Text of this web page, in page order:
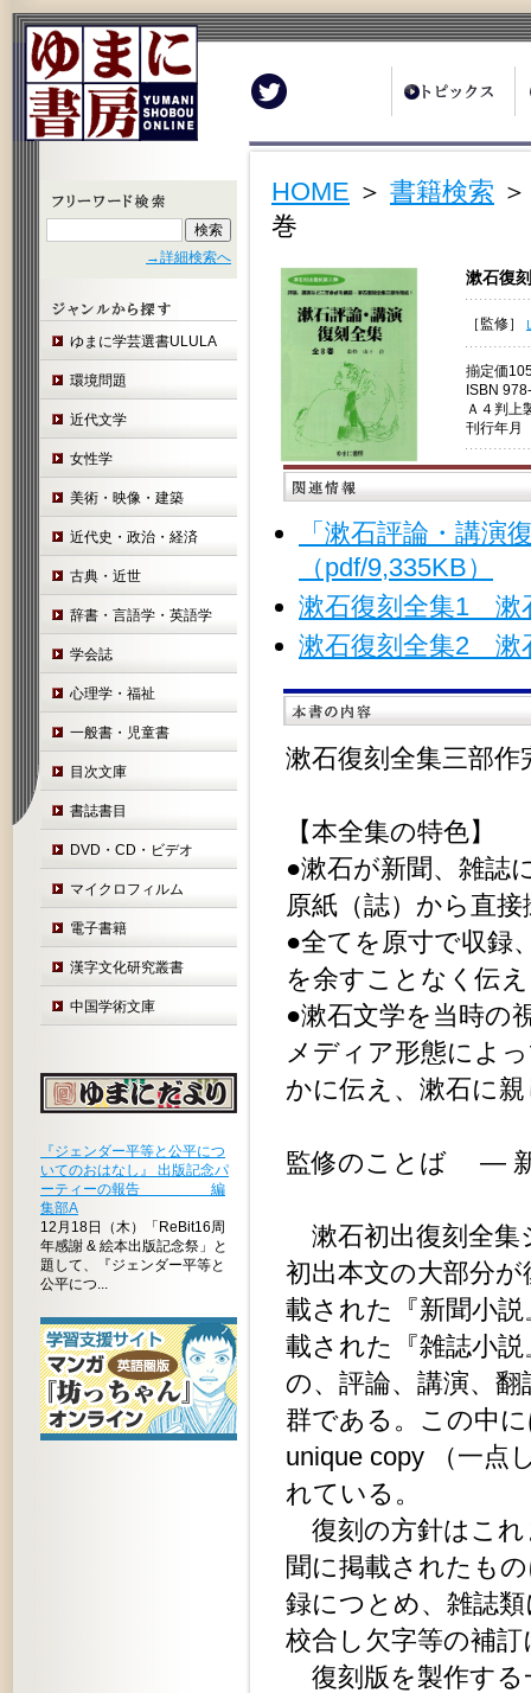
→詳細検索へ
ゆまに学芸選書ULULA
環境問題
近代文学
女性学
美術・映像・建築
近代史・政治・経済
古典・近世
辞書・言語学・英語学
学会誌
心理学・福祉
一般書・児童書
目次文庫
書誌書目
DVD・CD・ビデオ
マイクロフィルム
電子書籍
漢字文化研究叢書
中国学術文庫
『ジェンダー平等と公平につ
いてのおはなし』 出版記念パ
ーティーの報告 編
集部A
12月18日（木）「ReBit16周
年感謝 & 絵本出版記念祭」と
題して、『ジェンダー平等と
公平につ...
HOME ＞ 書籍検索
巻
漱石復
［監修］
揃定価
ISBN
Ａ４判上
刊行年
「漱石評論・講
（pdf/9,335KB）
漱石復刻全集1 漱
漱石復刻全集2 漱
漱石復刻全集三部作
【本全集の特色】
●漱石が新聞、雑誌
原紙（誌）から直
●全てを原寸で収録
を余すことなく伝
●漱石文学を当時の
メディア形態によ
かに伝え、漱石に
監修のことば ― 新
漱石初出復刻全集
初出本文の大部分
載された『新聞小
載された『雑誌小
の、評論、講演、
群である。この中
unique copy （一点
れている。
復刻の方針はこれ
聞に掲載されたも
録につとめ、雑誌
校合し欠字等の補
復刻版を製作する